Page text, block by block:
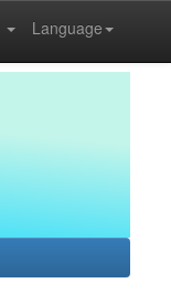
Language